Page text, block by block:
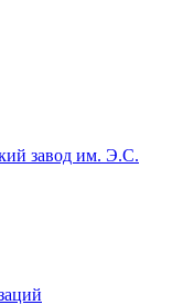
завод им. Э.С.